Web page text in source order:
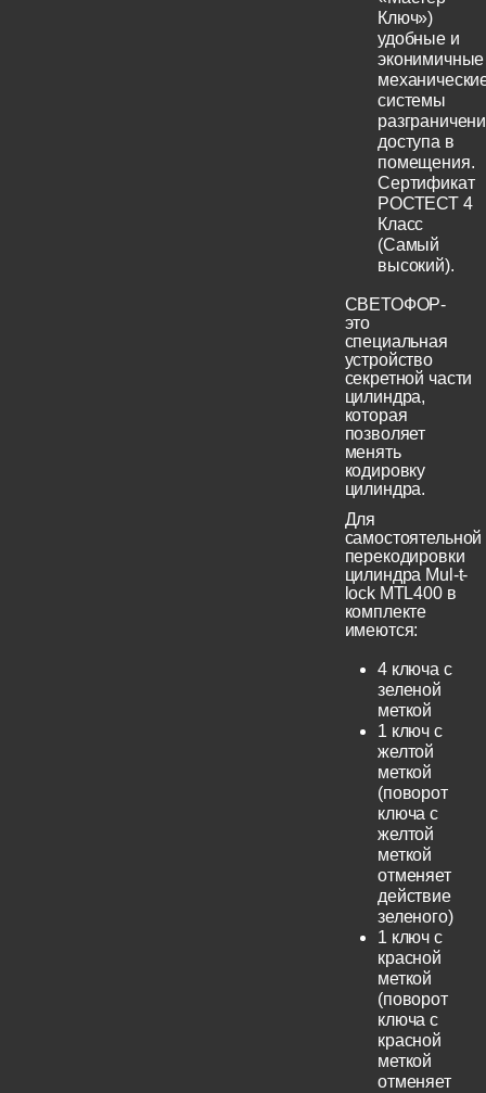
Ключ»)
удобные и
эконимичные
системы
доступа в
помещения.
Сертификат
РОСТЕСТ 4
Класс
(Самый
высокий).
СВЕТОФОР-
это
специальная
устройство
секретной части
цилиндра,
которая
позволяет
менять
кодировку
цилиндра.
Для
самостоятельной
перекодировки
цилиндра Mul-t-
lock MTL400 в
комплекте
имеются:
4 ключа с
зеленой
меткой
1 ключ с
желтой
меткой
(поворот
ключа с
желтой
меткой
отменяет
действие
зеленого)
1 ключ с
красной
меткой
(поворот
ключа с
красной
меткой
отменяет